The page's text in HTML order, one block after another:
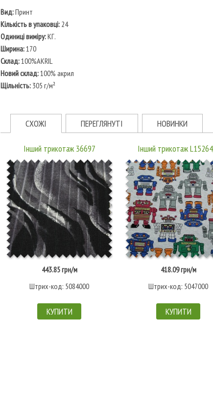
Вид:Принт
Кількість в упаковці: 24
Одиниці виміру:КГ.
Ширина:170
Склад:100%AKRIL
Новий склад:100% акрил
Щільність: 305 г/м²
СХОЖІ ПЕРЕГЛЯНУТІ НОВИНКИ
Інший трикотаж 36697
443.85 грн/м
Штрих-код: 5084000
КУПИТИ
Інший трикотаж
418.09 грн/м
Штрих-код: 5047000
КУПИТИ